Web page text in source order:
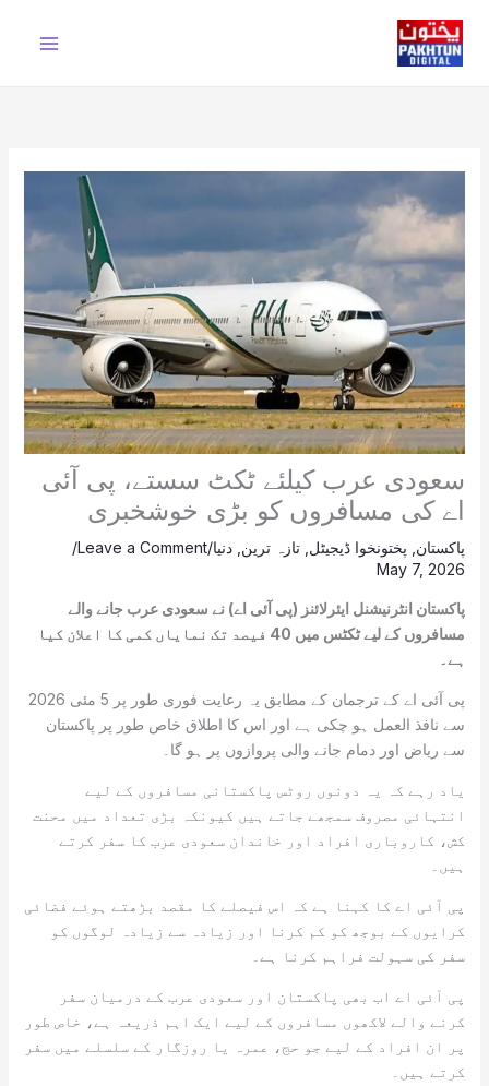
content
سعودی عرب کیلئے ٹکٹ سستے، پی آئی
اے کی مسافروں کو بڑی خوشخبری
پاکستان پختونخوا ڈیجیٹل تازہ ترین دنیا/
Leave a Comment
/
May 7, 2026
پاکستان انٹرنیشنل ایئرلائنز (پی آئی اے) نے سعودی عرب جانے والے
مسافروں کے لیے ٹکٹس میں 40 فیصد تک نمایاں کمی کا اعلان کیا
ہے۔
پی آئی اے کے ترجمان کے مطابق یہ رعایت فوری طور پر 5 مئی 2026
سے نافذ العمل ہو چکی ہے اور اس کا اطلاق خاص طور پر پاکستان
سے ریاض اور دمام جانے والی پروازوں پر ہو گا۔
یاد رہے کہ یہ دونوں روٹس پاکستانی مسافروں کے لیے
انتہائی مصروف سمجھے جاتے ہیں کیونکہ بڑی تعداد میں محنت
کش، کاروباری افراد اور خاندان سعودی عرب کا سفر کرتے
ہیں۔
پی آئی اے کا کہنا ہے کہ اس فیصلے کا مقصد بڑھتے ہوئے فضائی
کرایوں کے بوجھ کو کم کرنا اور زیادہ سے زیادہ لوگوں کو
سفر کی سہولت فراہم کرنا ہے۔
پی آئی اے اب بھی پاکستان اور سعودی عرب کے درمیان سفر
کرنے والے لاکھوں مسافروں کے لیے ایک اہم ذریعہ ہے، خاص طور
پر ان افراد کے لیے جو حج، عمرہ یا روزگار کے سلسلے میں سفر
کرتے ہیں۔